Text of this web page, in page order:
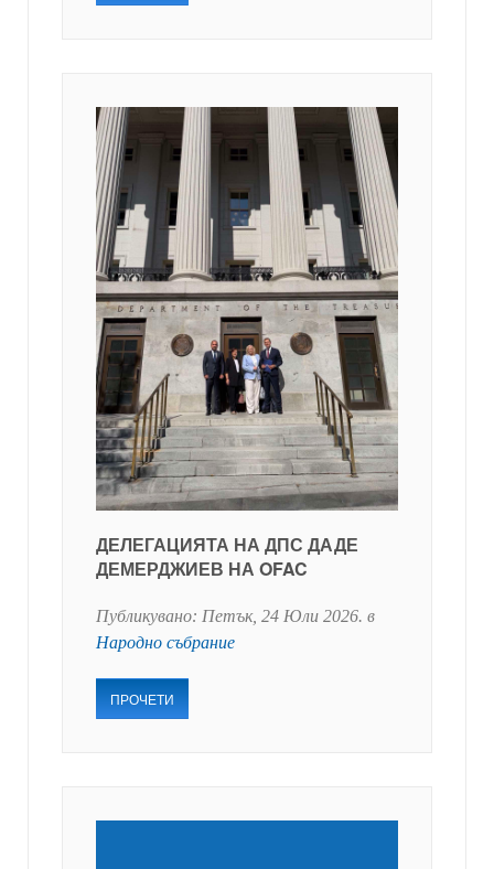
ДЕЛЕГАЦИЯТА НА ДПС ДАДЕ
ДЕМЕРДЖИЕВ НА OFAC
Публикувано: Петък, 24 Юли 2026. в
Народно събрание
ПРОЧЕТИ